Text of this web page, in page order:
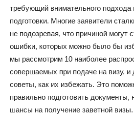
требующий внимательного подхода
подготовки. Многие заявители
не подозревая, что причиной могут
ошибки, которых можно было бы
мы рассмотрим 10 наиболее
совершаемых при подаче на визу,
советы, как их избежать. Это
правильно подготовить документы,
шансы на получение заветной визы.